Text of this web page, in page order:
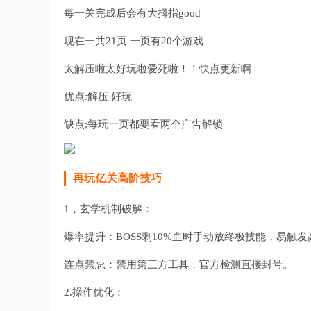
每一关完成后会有大拇指good
现在一共21页 一页有20个游戏
太解压啦太好玩啦爱死啦！！快点更新啊
优点:解压 好玩
缺点:每玩一页都要看两个广告解锁
再玩亿关高阶技巧
1，玄学机制破解：
爆率提升：BOSS剩10%血时手动放终极技能，易触发
连点禁忌：禁用第三方工具，官方检测直接封号。
2.操作优化：